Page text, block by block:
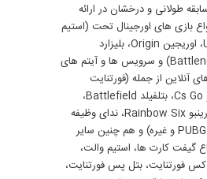
طولانی و درخشان در ارائه
بازی های اورجینال تحت (استیم
Steam، یوپلی Uplay، اوریجین Origin، بلیزارد
Blizzard، بتل نت Battlenet) و سرویس ها و آیتم های
آنلاین از جمله (فورتنایت
Fortnite، سی اس گو Cs Go، بتلفیلد Battlefield،
اورواچ Overwatch، رینبو Rainbow Six، ندای وظیفه
Call of Duty، پابجی PUBG و غیره) و هم چنین سایر
گیفت کارت ها، استیم والت،
فورتنایت، بتل پس فورتنایت،